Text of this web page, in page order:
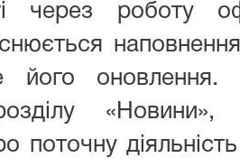
через роботу
його оновлення.
поточну